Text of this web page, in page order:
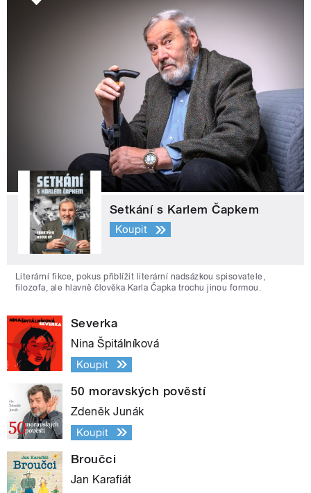
Setkání s Karlem Čapkem
Koupit
Literární fikce, pokus přiblížit literární nadsázkou spisovatele,
filozofa, ale hlavně člověka Karla Čapka trochu jinou formou.
Severka
Nina Špitálníková
Koupit
50 moravských pověstí
Zdeněk Junák
Koupit
Broučci
Jan Karafiát